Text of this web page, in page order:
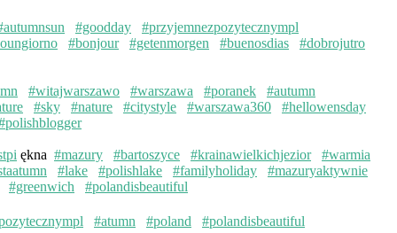
#goodday
#przyjemnezpozytecznympl
#bonjour #getenmorgen #buenosdias
#dobrojutro
#witajwarszawo #warszawa #poranek
#autumn
#sky #nature #citystyle #warszawa360
#hellowensday
ękna #mazury #bartoszyce #krainawielkichjezior
#warmia
#lake #polishlake #familyholiday
#mazuryaktywnie
#greenwich #polandisbeautiful
#atumn #poland
#polandisbeautiful